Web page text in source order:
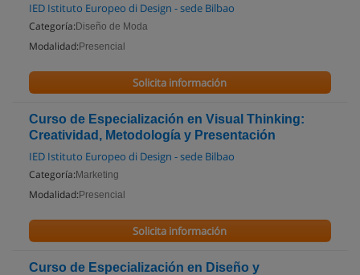
IED Istituto Europeo di Design - sede Bilbao
Categoría: Diseño de Moda
Modalidad: Presencial
Solicita información
Curso de Especialización en Visual Thinking:
Creatividad, Metodología y Presentación
IED Istituto Europeo di Design - sede Bilbao
Categoría: Marketing
Modalidad: Presencial
Solicita información
Curso de Especialización en Diseño y